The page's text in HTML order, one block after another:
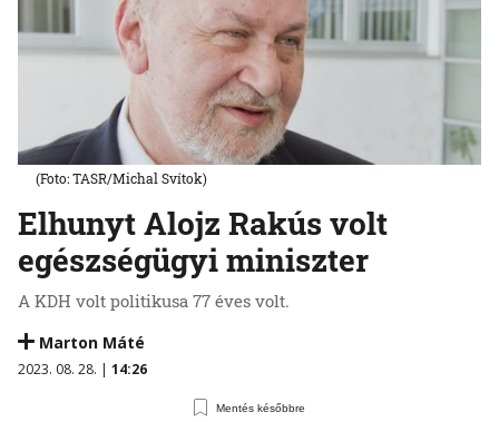
Elhunyt Alojz Rakús volt
egészségügyi miniszter
A KDH volt politikusa 77 éves volt.
Marton Máté
2023. 08. 28. | 14:26
Mentés későbbre
(Foto: TASR/Michal Svítok)